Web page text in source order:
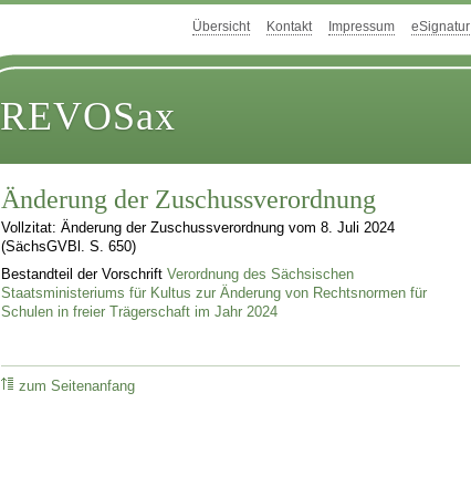
Übersicht Kontakt Impressum eSignatur
REVOSax
Änderung der Zuschussverordnung
Vollzitat: Änderung der Zuschussverordnung vom 8. Juli 2024
(SächsGVBl. S. 650)
Bestandteil der VorschriftVerordnung des Sächsischen
Staatsministeriums für Kultus zur Änderung von Rechtsnormen für
Schulen in freier Trägerschaft im Jahr 2024
zum Seitenanfang